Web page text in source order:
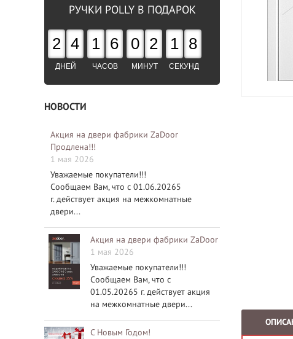
РУЧКИ POLLY В ПОДАРОК
2 4
ДНЕЙ
1 6
ЧАСОВ
0 2
МИНУТ
1 7
СЕКУНД
НОВОСТИ
Акция на двери фабрики ZaDoor
Продлена!!!
1 мая 2026
Уважаемые покупатели!!!
Сообщаем Вам, что с 01.06.20265
г. действует акция на межкомнатные
двери...
Акция на двери фабрики ZaDoor
1 мая 2026
Уважаемые покупатели!!!
Сообщаем Вам, что с
01.05.20265 г. действует акция
на межкомнатные двери...
С Новым Годом!